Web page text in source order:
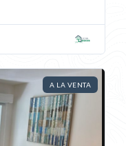
A LA VENTA